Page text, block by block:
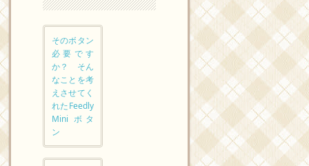
そのボタン
必要です
か？ そん
なことを考
えさせてく
れたFeedly
Mini ボタ
ン